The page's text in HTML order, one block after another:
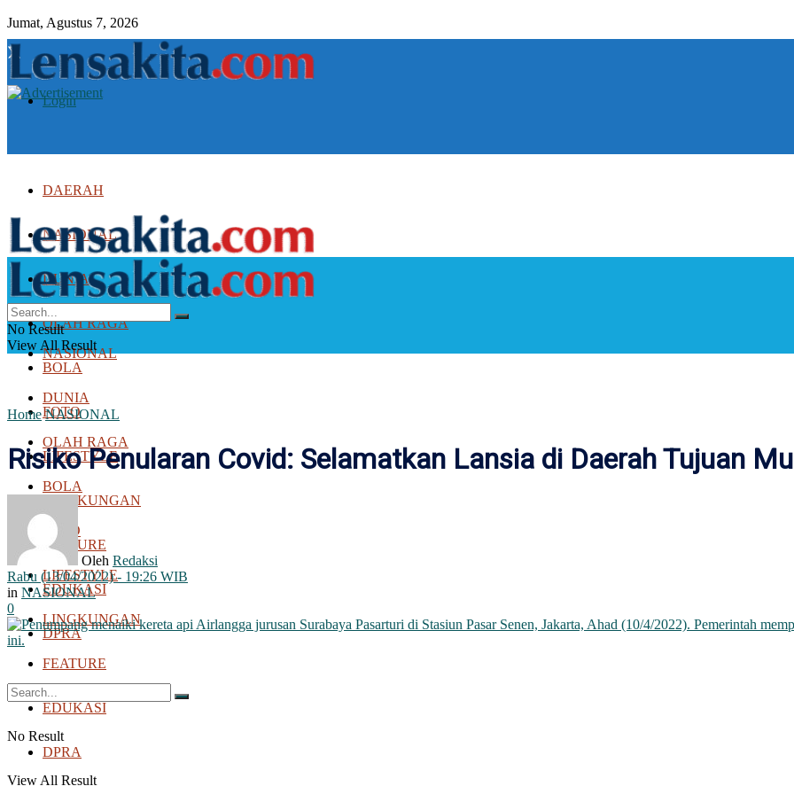
Jumat, Agustus 7, 2026
Login
DAERAH
NASIONAL
DUNIA
OLAH RAGA
BOLA
FOTO
LIFESTYLE
LINGKUNGAN
FEATURE
EDUKASI
DPRA
No Result
View All Result
DAERAH
NASIONAL
DUNIA
OLAH RAGA
BOLA
FOTO
LIFESTYLE
LINGKUNGAN
FEATURE
EDUKASI
DPRA
No Result
View All Result
Home NASIONAL
Risiko Penularan Covid: Selamatkan Lansia di Daerah Tujuan
Oleh Redaksi
Rabu (13/04/2022) - 19:26 WIB
in NASIONAL
0